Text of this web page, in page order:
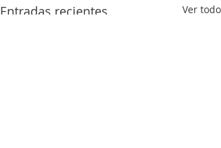
Entradas recientes Ver todo